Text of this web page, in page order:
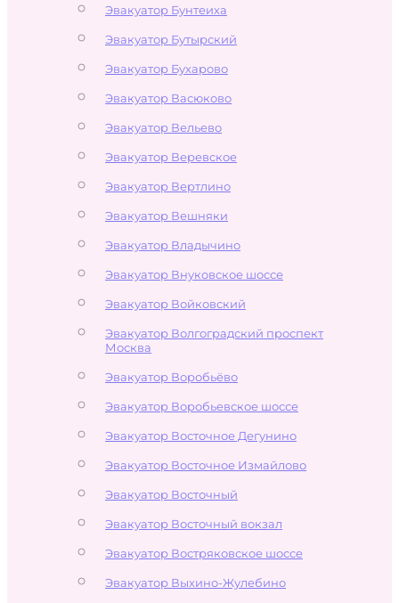
Эвакуатор Бунтеиха
Эвакуатор Бутырский
Эвакуатор Бухарово
Эвакуатор Васюково
Эвакуатор Вельево
Эвакуатор Веревское
Эвакуатор Вертлино
Эвакуатор Вешняки
Эвакуатор Владычино
Эвакуатор Внуковское шоссе
Эвакуатор Войковский
Эвакуатор Волгоградский проспект
Москва
Эвакуатор Воробьёво
Эвакуатор Воробьевское шоссе
Эвакуатор Восточное Дегунино
Эвакуатор Восточное Измайлово
Эвакуатор Восточный
Эвакуатор Восточный вокзал
Эвакуатор Востряковское шоссе
Эвакуатор Выхино-Жулебино